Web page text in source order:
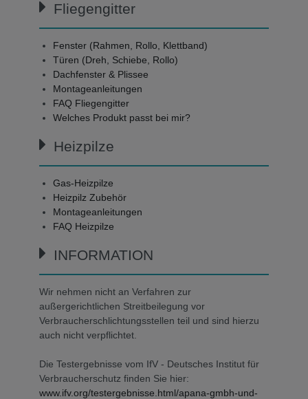
Fliegengitter
Fenster (Rahmen, Rollo, Klettband)
Türen (Dreh, Schiebe, Rollo)
Dachfenster & Plissee
Montageanleitungen
FAQ Fliegengitter
Welches Produkt passt bei mir?
Heizpilze
Gas-Heizpilze
Heizpilz Zubehör
Montageanleitungen
FAQ Heizpilze
INFORMATION
Wir nehmen nicht an Verfahren zur
außergerichtlichen Streitbeilegung vor
Verbraucherschlichtungsstellen teil und sind hierzu
auch nicht verpflichtet.
Die Testergebnisse vom IfV - Deutsches Institut für
Verbraucherschutz finden Sie hier:
www.ifv.org/testergebnisse.html/apana-gmbh-und-